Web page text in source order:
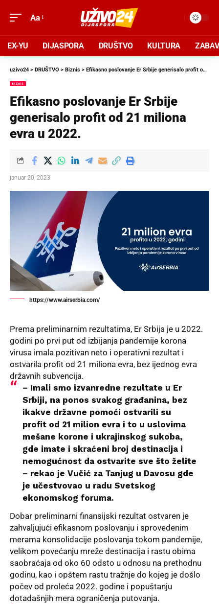
Aa
EX-YU DIJASPORA DRUŠTVO KULTURA
uzivo24 > DRUŠTVO > Biznis > Efikasno poslovanje Er Srbije generisalo profit od 21 miliona evra u 2022.
BIZNIS
Efikasno poslovanje Er Srbije
generisalo profit od 21 miliona
evra u 2022.
januar 20, 2023
https://www.airserbia.com/
Prema preliminarnim rezultatima, Er Srbija je u 2022.
godini po prvi put od izbijanja pandemije korona
virusa imala pozitivan neto i operativni rezultat i
ostvarila profit od 21 miliona evra, bez ijednog evra
državnih subvencija.
– Imali smo izvanredne rezultate u Er
Srbiji, na ponos svakog građanina, bez
ikakve državne pomoći ostvarili su
profit od 21 milion evra i to u uslovima
mešane korone i ukrajinskog sukoba,
gde imate i skraćeni broj destinacija i
nemogućnost da ostvarite sve što želite
– rekao je Vučić za Tanjug u Davosu gde
je učestvovao u radu Svetskog
ekonomskog foruma.
Dobar preliminarni finansijski rezultat ostvaren je
zahvaljujući efikasnom poslovanju i sprovedenim
merama konsolidacije poslovanja tokom pandemije,
velikom povećanju mreže destinacija i rastu obima
saobraćaja od oko 60 odsto u odnosu na prethodnu
godinu, kao i opštem rastu tražnje do kojeg je došlo
počev od proleća 2022. godine i popuštanju
dotadašnjih mera ograničenja putovanja.